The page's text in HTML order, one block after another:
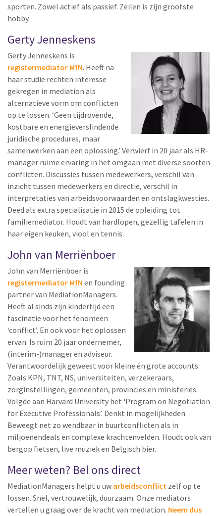
sporten. Zowel actief als passief. Zeilen is zijn grootste
hobby.
Gerty Jenneskens
Gerty Jenneskens is
registermediator MfN. Heeft na
haar studie rechten interesse
gekregen in mediation als
alternatieve vorm om conflicten
op te lossen. ‘Geen tijdrovende,
kostbare en energieverslindende
juridische procedures, maar
samenwerken aan een oplossing.’ Verwierf in 20 jaar als HR-
manager ruime ervaring in het omgaan met diverse soorten
conflicten. Discussies tussen medewerkers, verschil van
inzicht tussen medewerkers en directie, verschil in
interpretaties van arbeidsvoorwaarden en ontslagkwesties.
Deed als extra specialisatie in 2015 de opleiding tot
familiemediator. Houdt van hardlopen, gezellig tafelen in
haar eigen keuken, viool en tennis.
John van Merriënboer
John van Merriënboer is
registermediator MfN en founding
partner van MediationManagers.
Heeft al sinds zijn kindertijd een
fascinatie voor het fenomeen
‘conflict’. En ook voor het oplossen
ervan. Is ruim 20 jaar ondernemer,
(interim-)manager en adviseur.
Verantwoordelijk geweest voor kleine én grote accounts.
Zoals KPN, TNT, NS, universiteiten, verzekeraars,
zorginstellingen, gemeenten, provincies en ministeries.
Volgde aan Harvard University het ‘Program on Negotiation
for Executive Professionals’. Denkt in mogelijkheden.
Beweegt net zo wendbaar in buurtconflicten als in
miljoenendeals en complexe krachtenvelden. Houdt ook van
bergop fietsen, live muziek en Belgisch bier.
Meer weten? Bel ons direct
MediationManagers helpt u uw arbeidsconflict zelf op te
lossen. Snel, vertrouwelijk, duurzaam. Onze mediators
vertellen u graag over de kracht van mediation. Neem dus